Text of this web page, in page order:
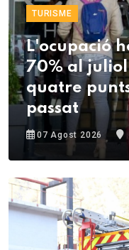
TURISME
L'ocupació
70% al
quatre
passat
07 Agost 2026